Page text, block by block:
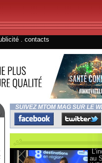
contacts
SUIVEZ MTOM MAG SUR LE
au